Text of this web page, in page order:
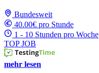
Bundesweit
40.00€ pro Stunde
1 - 10 Stunden pro Woche
TOP JOB
mehr lesen